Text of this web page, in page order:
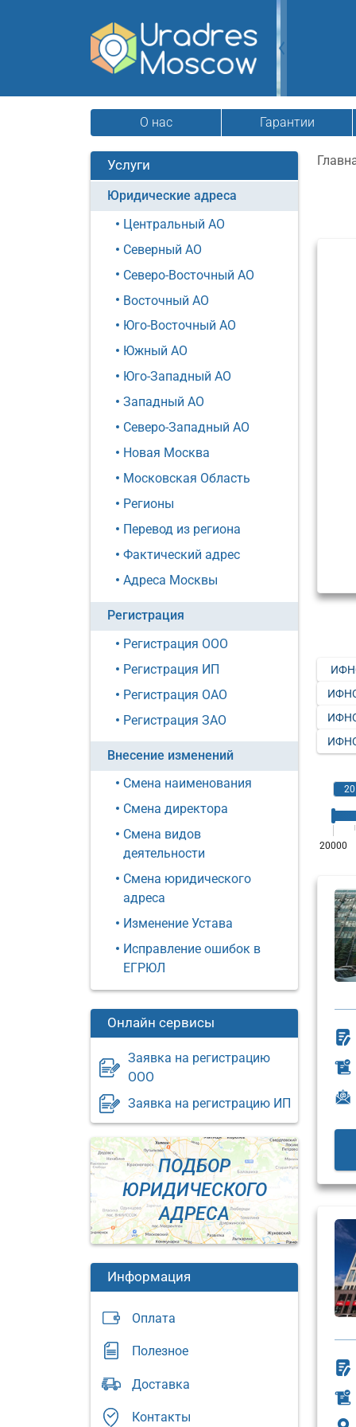
О нас Гарантии
Услуги
Юридические адреса
Центральный АО
Северный АО
Северо-Восточный АО
Восточный АО
Юго-Восточный АО
Южный АО
Юго-Западный АО
Западный АО
Северо-Западный АО
Новая Москва
Московская Область
Регионы
Перевод из региона
Фактический адрес
Адреса Москвы
Регистрация
Регистрация ООО
Регистрация ИП
Регистрация ОАО
Регистрация ЗАО
Внесение изменений
Смена наименования
Смена директора
Смена видов
деятельности
Смена юридического
адреса
Изменение Устава
Исправление ошибок в
ЕГРЮЛ
Онлайн сервисы
Заявка на регистрацию
ООО
Заявка на регистрацию ИП
ПОДБОР
ЮРИДИЧЕСКОГО
АДРЕСА
Информация
Оплата
Полезное
Доставка
Контакты
адрес:
Москва,
адрес: